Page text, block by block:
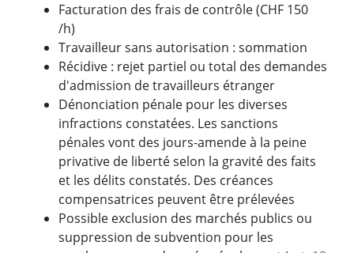
Facturation des frais de contrôle (CHF 150
/h)
Travailleur sans autorisation : sommation
Récidive : rejet partiel ou total des demandes
d'admission de travailleurs étranger
Dénonciation pénale pour les diverses
infractions constatées. Les sanctions
pénales vont des jours-amende à la peine
privative de liberté selon la gravité des faits
et les délits constatés. Des créances
compensatrices peuvent être prélevées
Possible exclusion des marchés publics ou
suppression de subvention pour les